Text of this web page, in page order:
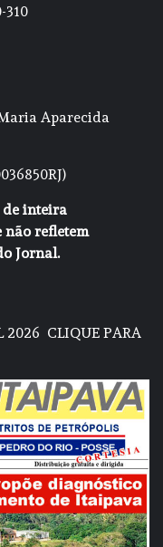
310
Aparecida
de inteira
não refletem
Jornal.
2026 CLIQUE PARA